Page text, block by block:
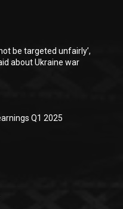
be targeted unfairly’,
about Ukraine war
Q1 2025